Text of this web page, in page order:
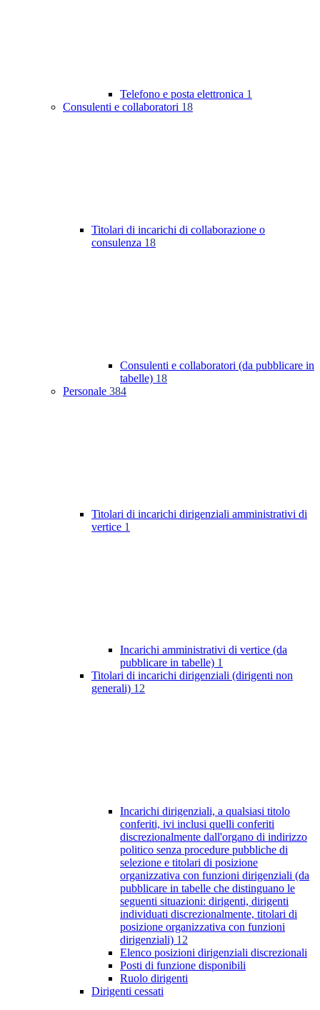
Telefono e posta elettronica 1
Consulenti e collaboratori 18
Titolari di incarichi di collaborazione o
consulenza 18
Consulenti e collaboratori (da pubblicare in
tabelle) 18
Personale 384
Titolari di incarichi dirigenziali amministrativi di
vertice 1
Incarichi amministrativi di vertice (da
pubblicare in tabelle) 1
Titolari di incarichi dirigenziali (dirigenti non
generali) 12
Incarichi dirigenziali, a qualsiasi titolo
conferiti, ivi inclusi quelli conferiti
discrezionalmente dall'organo di indirizzo
politico senza procedure pubbliche di
selezione e titolari di posizione
organizzativa con funzioni dirigenziali (da
pubblicare in tabelle che distinguano le
seguenti situazioni: dirigenti, dirigenti
individuati discrezionalmente, titolari di
posizione organizzativa con funzioni
dirigenziali) 12
Elenco posizioni dirigenziali discrezionali
Posti di funzione disponibili
Ruolo dirigenti
Dirigenti cessati